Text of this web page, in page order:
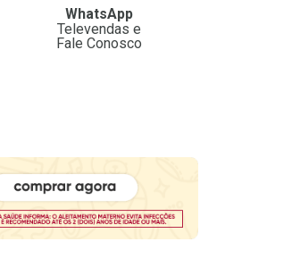
WhatsApp
Televendas e
Fale Conosco